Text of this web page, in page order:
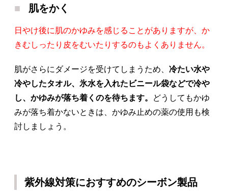
肌をかく
日やけ後に肌のかゆみを感じることがありますが、か
きむしったり皮をむいたりするのもよくありません。
肌がさらにダメージを受けてしまうため、 冷たい水や
冷やしたタオル、氷水を入れたビニール袋などで冷や
し、かゆみが落ち着くのを待ちます。
どうしてもかゆ
みが落ち着かないときは、かゆみ止めの薬の使用も検
討しましょう。
紫外線対策におすすめのシーボン製品